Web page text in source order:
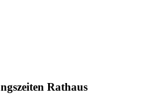
Rathaus